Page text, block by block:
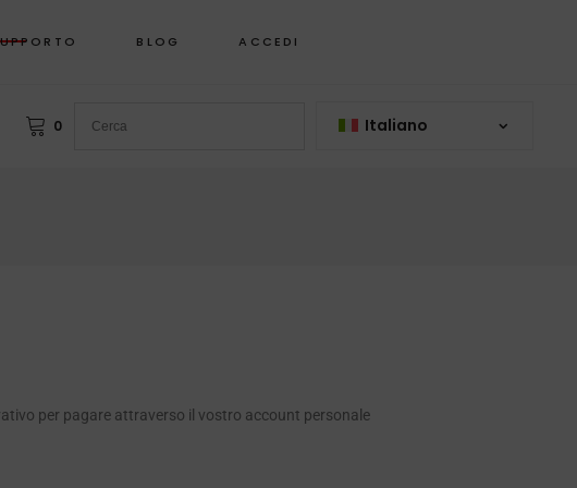
BLOG ACCEDI
0 Italiano
per pagare attraverso il vostro account personale